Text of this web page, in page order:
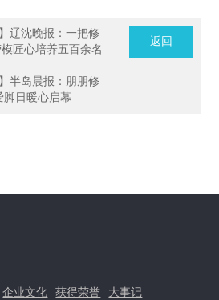
辽沈晚报：一把修
匠心培养五百余名
半岛晨报：朋朋修
脚日暖心启幕
返回
企业文化 获得荣誉 大事记